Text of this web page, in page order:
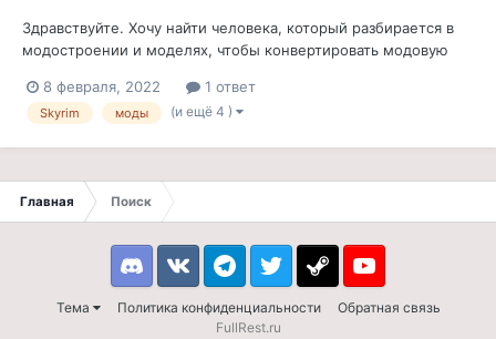
Здравствуйте. Хочу найти человека, который разбирается в
модостроении и моделях, чтобы конвертировать модовую
8 февраля, 2022
1 ответ
Skyrim моды (и ещё 4 )
Главная Поиск
Тема Политика конфиденциальности Обратная связь
DiscordVK TelegramTwitter Steam Youtube
FullRest.ru